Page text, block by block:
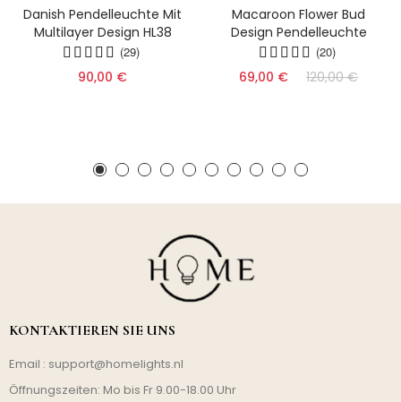
Danish Pendelleuchte Mit
Multilayer Design HL38
(29)
90,00 €
Macaroon Flower Bud
Design Pendelleuchte
(20)
69,00 € 120,00 €
KONTAKTIEREN SIE UNS
Email : support@homelights.nl
Öffnungszeiten: Mo bis Fr 9.00-18.00 Uhr